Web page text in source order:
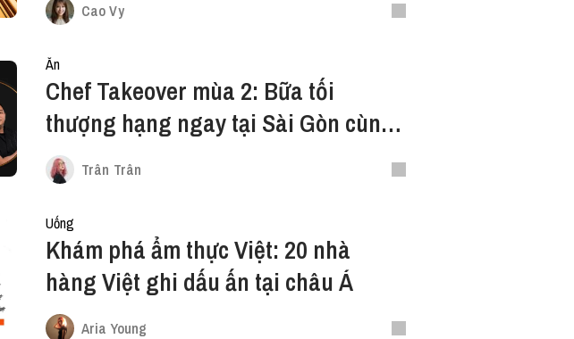
Cao Vy
Ăn
Chef Takeover mùa 2: Bữa tối
thượng hạng ngay tại Sài Gòn cùng
đầu bếp Michelin
Trân Trân
Uống
Khám phá ẩm thực Việt: 20 nhà
hàng Việt ghi dấu ấn tại châu Á
Aria Young